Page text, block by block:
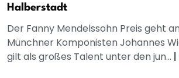
Halberstadt
Der Fanny Mendelssohn Preis geht
Münchner Komponisten Johannes
gilt als großes Talent unter den jun... |